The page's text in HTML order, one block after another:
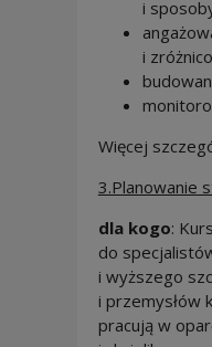
i
i
Więcej
3.Planowanie
dla kogo:
do
i wyższego
i przemysłów
pracują w